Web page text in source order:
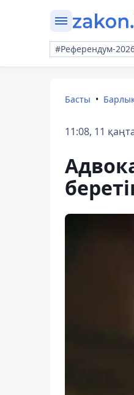
#Референдум-
Басты
11:08, 11